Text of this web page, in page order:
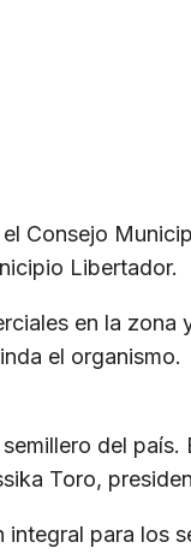
Consejo
Libertador.
en la zona
el organismo.
del país.
Toro,
para los